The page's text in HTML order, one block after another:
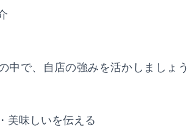
中で、自店の強みを活かしましょ
美味しいを伝える